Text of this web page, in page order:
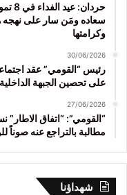
سعاده ومَن سار على نهجه
وكرامتها
30/06/2026
رئيس “القومي” عقد
على تحصين الجبهة
27/06/2026
مطالبة بالتراجع عنه صوناً
شهداؤنا